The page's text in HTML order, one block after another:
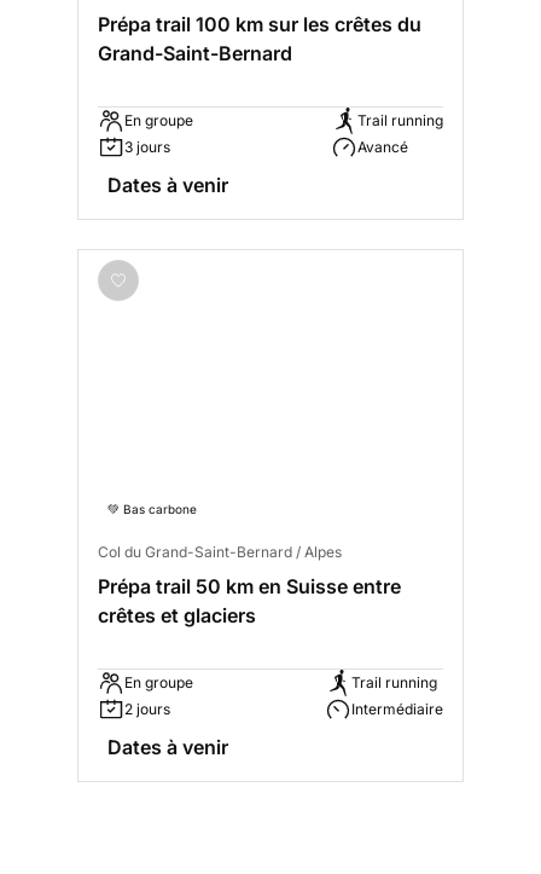
Prépa trail 100 km sur les crêtes du
Grand-Saint-Bernard
En groupe
3 jours
Trail running
Avancé
Dates à venir
💚 Bas carbone
Col du Grand-Saint-Bernard / Alpes
Prépa trail 50 km en Suisse entre
crêtes et glaciers
En groupe
2 jours
Trail running
Intermédiaire
Dates à venir